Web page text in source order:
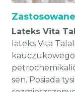
Lateks Vita
lateks Vita
sen. Posiada